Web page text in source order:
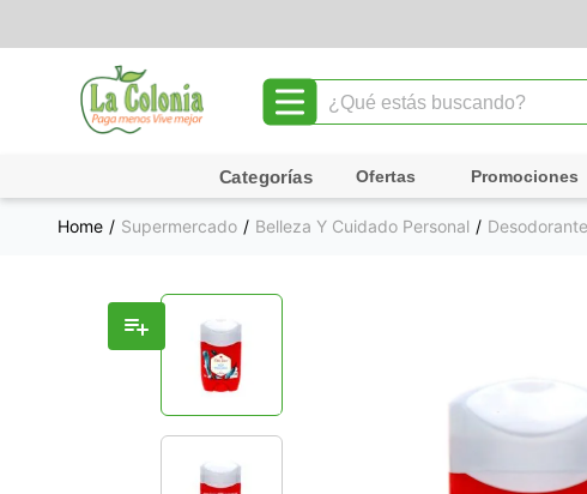
¿Qué estás buscando?
Ofertas Promociones
Supermercado Belleza Y Cuidado Personal
TÉRMINOS MÁS BUSCADOS
1.
leche
queso
pollo